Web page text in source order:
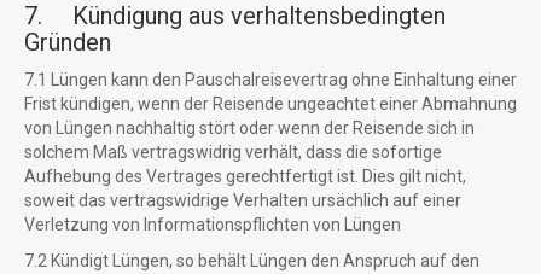
7. Kündigung aus verhaltensbedingten
Gründen
7.1 Lüngen kann den Pauschalreisevertrag ohne Einhaltung einer
Frist kündigen, wenn der Reisende ungeachtet einer Abmahnung
von Lüngen nachhaltig stört oder wenn der Reisende sich in
solchem Maß vertragswidrig verhält, dass die sofortige
Aufhebung des Vertrages gerechtfertigt ist. Dies gilt nicht,
soweit das vertragswidrige Verhalten ursächlich auf einer
Verletzung von Informationspflichten von Lüngen
7.2 Kündigt Lüngen, so behält Lüngen den Anspruch auf den